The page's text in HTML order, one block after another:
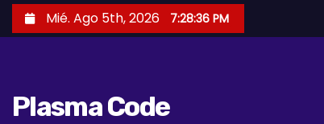
a
Mié. Ago 5th, 2026 7:28:36 PM
Plasma Code